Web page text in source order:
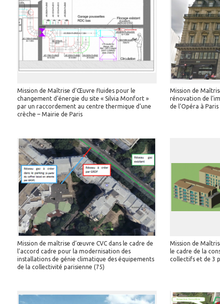
Mission de Maîtrise d’Œuvre fluides pour le
changement d’énergie du site « Silvia Monfort »
par un raccordement au centre thermique d’une
crèche – Mairie de Paris
Mission de
rénovation de
de l’Opéra à Paris
Mission de maîtrise d’œuvre CVC dans le cadre de
l’accord cadre pour la modernisation des
installations de génie climatique des équipements
de la collectivité parisienne (75)
Mission de
le cadre de la
collectifs et de 3